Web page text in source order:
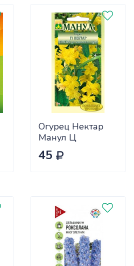
Огурец Нектар
Манул Ц
45